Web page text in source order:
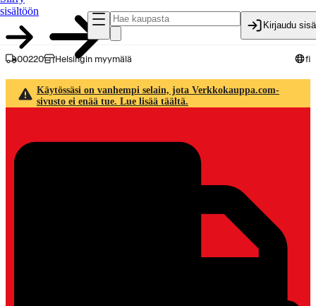
sisältöön
Kirjaudu
00220 Helsingin myymälä fi
Käytössäsi on vanhempi selain, jota Verkkokauppa.com-
sivusto ei enää tue. Lue lisää täältä.